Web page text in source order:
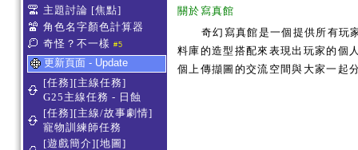
主題討論 [焦點]
角色名字顏色計算器
奇怪？不一樣 #5
更新頁面 - Update
[任務][主線任務]
G25主線任務 - 日蝕
[任務][主線/故事劇情]
寵物訓練師任務
[遊戲簡介][地圖]
關於寫真館
奇幻寫真館是一個提供所有玩
料庫的造型搭配來表現出玩家的個
個上傳擷圖的交流空間與大家一起